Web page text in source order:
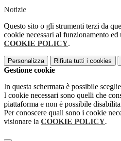
Notizie
Questo sito o gli strumenti terzi da
cookie necessari al funzionamento
COOKIE POLICY.
Personalizza Rifiuta tutti i cookies
Gestione cookie
In questa schermata è possibile
I cookie necessari sono quelli che
piattaforma e non è possibile
Per conoscere quali sono i cookie
visionare la COOKIE POLICY.